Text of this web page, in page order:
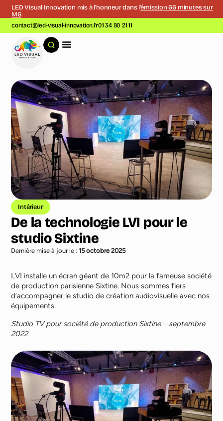
LED Visual Innovation mis à l’honneur dans l’émission 66 minutes sur
M6
contact@led-visual-innovation.fr01 34 90 21 11
Intérieur
De la technologie LVI pour le
studio Sixtine
Dernière mise à jour le :15 octobre 2025
LVI installe un écran géant de 10m2 pour la fameuse société
de production parisienne Sixtine. Nous sommes fiers
d’accompagner le studio de création audiovisuelle avec nos
équipements.
Studio TV pour société de production Sixtine – septembre
2022